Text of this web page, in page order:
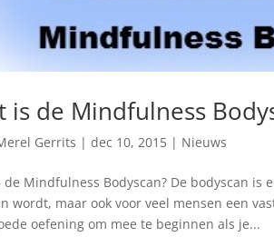
is de Mindfulness
Gerrits |dec 10, 2015 | Nieuws
de Mindfulness Bodyscan? De bodyscan is
wordt, maar ook voor veel mensen een
oefening om mee te beginnen als je...